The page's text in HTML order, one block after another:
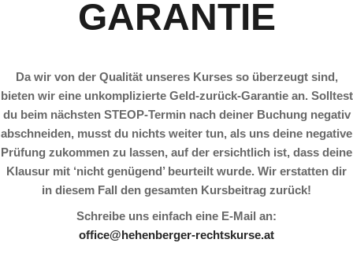
GARANTIE
Da wir von der Qualität unseres Kurses so überzeugt sind,
bieten wir eine unkomplizierte Geld-zurück-Garantie an. Solltest
du beim nächsten STEOP-Termin nach deiner Buchung negativ
abschneiden, musst du nichts weiter tun, als uns deine negative
Prüfung zukommen zu lassen, auf der ersichtlich ist, dass deine
Klausur mit ‘nicht genügend’ beurteilt wurde. Wir erstatten dir
in diesem Fall den gesamten Kursbeitrag zurück!
Schreibe uns einfach eine E-Mail an:
office@hehenberger-rechtskurse.at